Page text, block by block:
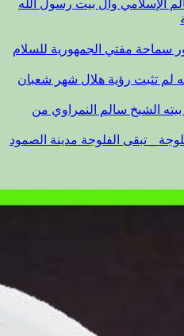
الإسلامي وآل بيت رسول الله
سماحة مفتي الجمهورية للسلام
أنه لم تثبت رؤية هلال شهر شعبان
الشيخ سالم النمراوي من
_ تبقى الفلوجة مدينة الصمود